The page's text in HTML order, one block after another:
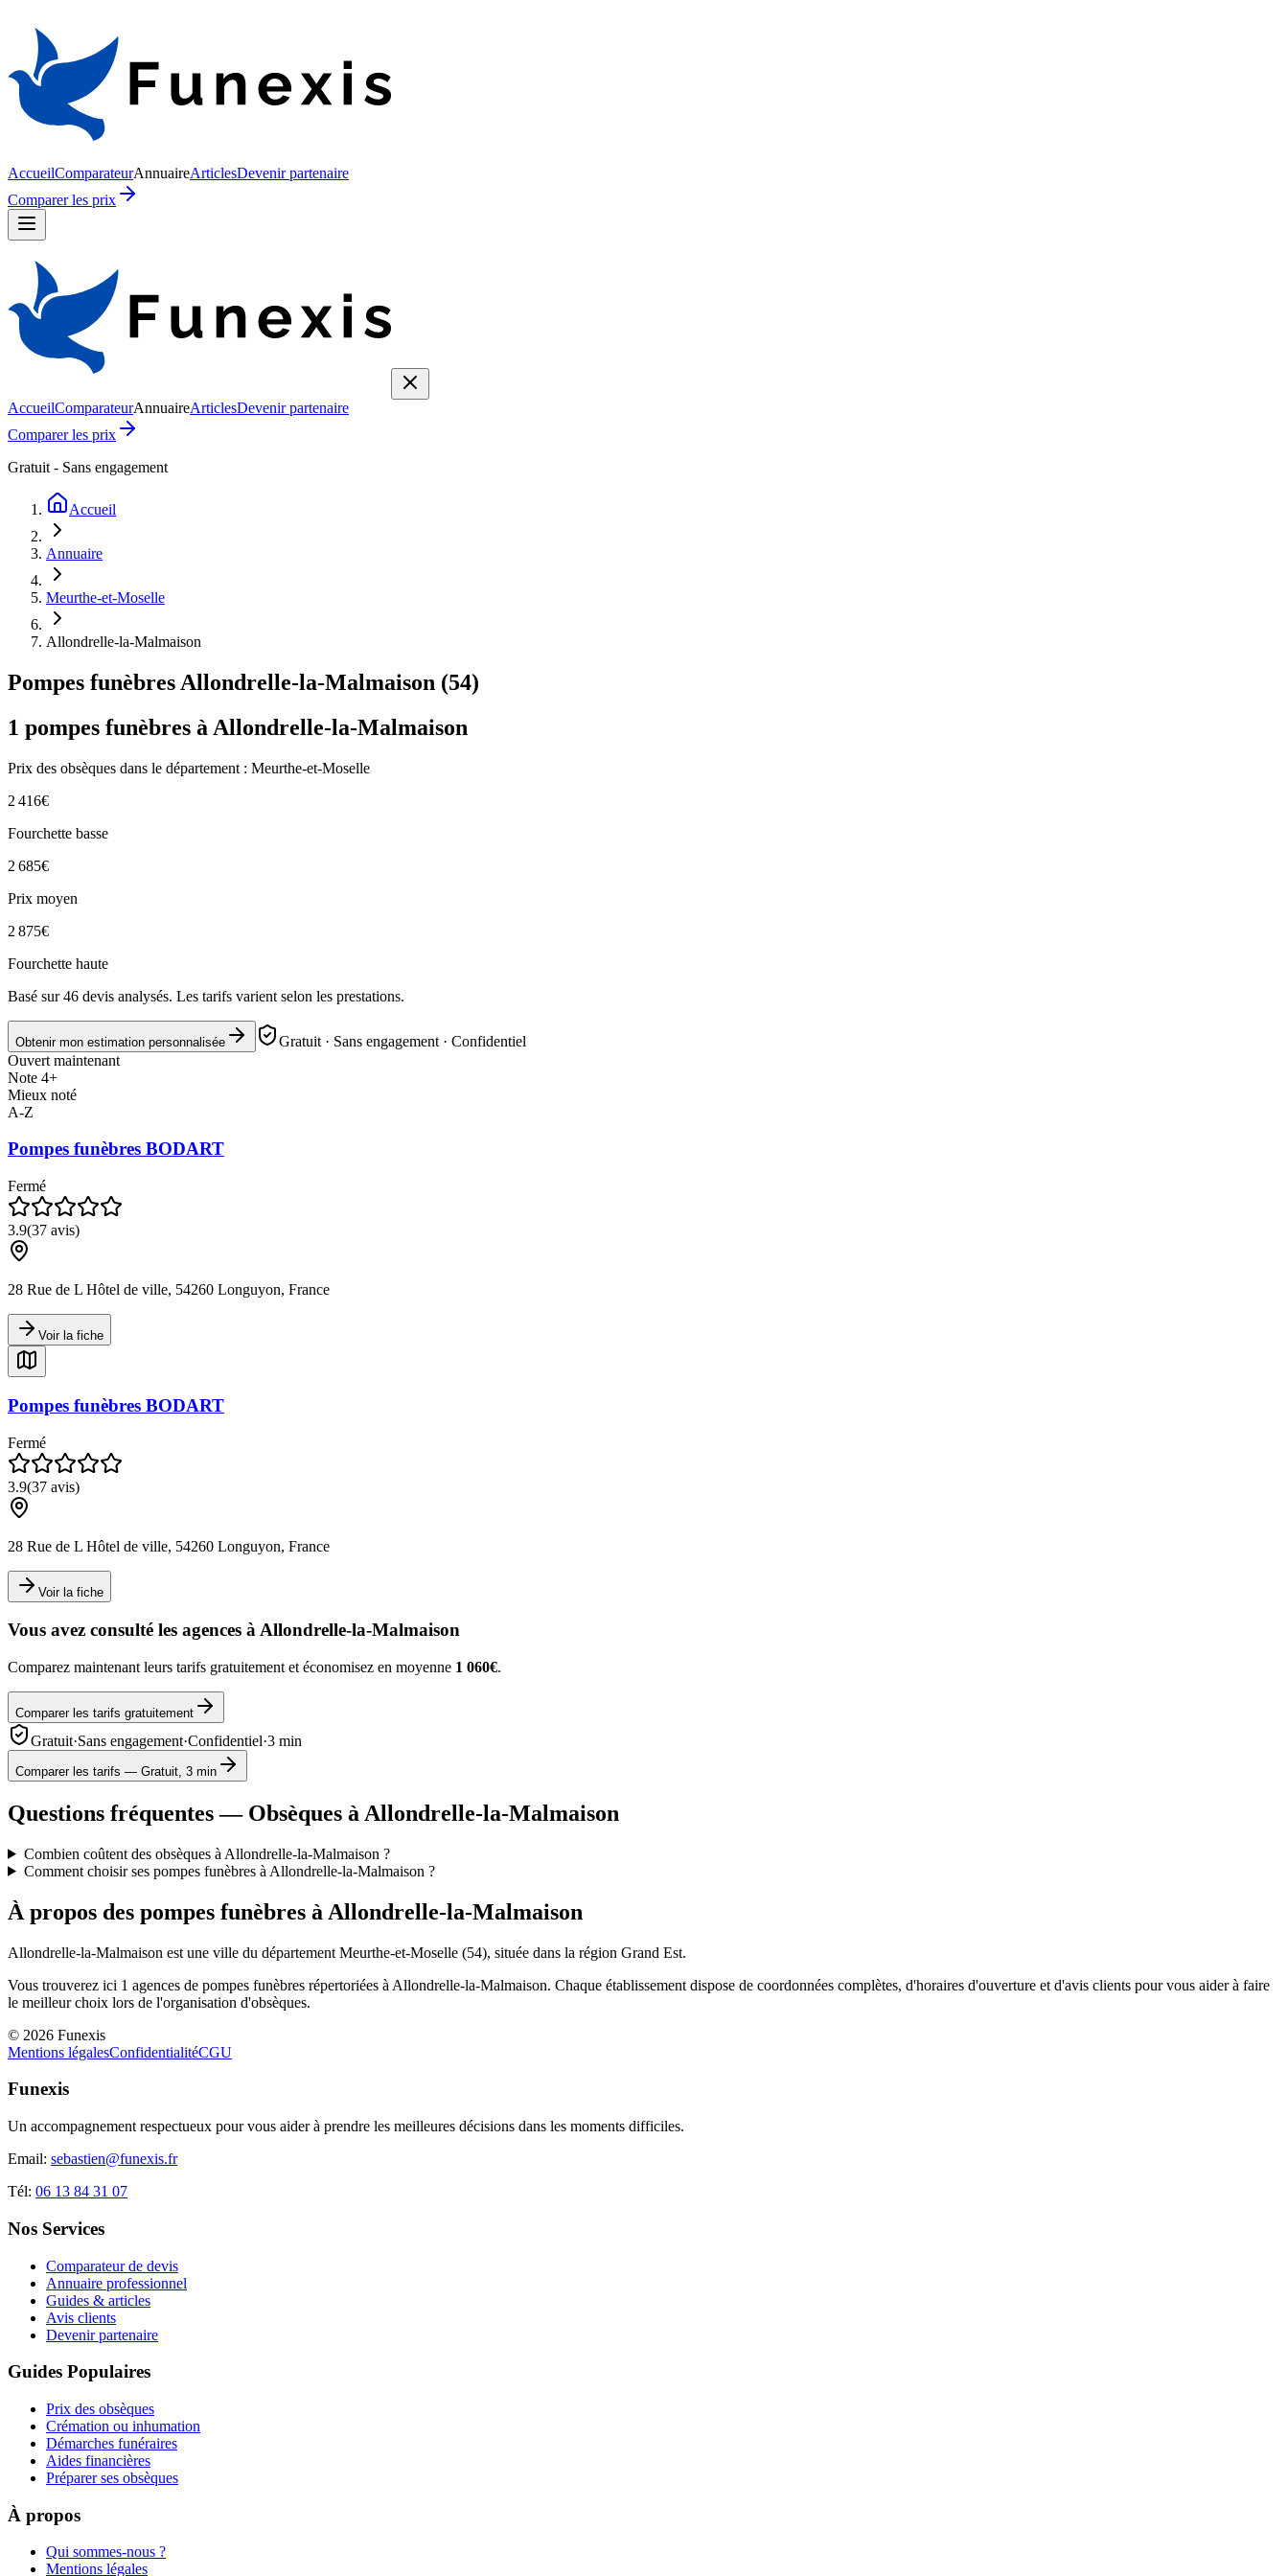
AccueilComparateurAnnuaireArticlesDevenir partenaire
Comparer les prix
AccueilComparateurAnnuaireArticlesDevenir partenaire
Comparer les prix
Gratuit - Sans engagement
Accueil
Annuaire
Meurthe-et-Moselle
Allondrelle-la-Malmaison
Pompes funèbres Allondrelle-la-Malmaison (54)
1 pompes funèbres à Allondrelle-la-Malmaison
Prix des obsèques dans le département : Meurthe-et-Moselle
2 416€
Fourchette basse
2 685€
Prix moyen
2 875€
Fourchette haute
Basé sur46 devis analysés. Les tarifs varient selon les prestations.
Obtenir mon estimation personnalisée
Gratuit · Sans engagement · Confidentiel
Ouvert maintenant
Note 4+
Mieux noté
A-Z
Pompes funèbres BODART
Fermé
3.9(37 avis)
28 Rue de L Hôtel de ville, 54260 Longuyon, France
Voir la fiche
Pompes funèbres BODART
Fermé
3.9(37 avis)
28 Rue de L Hôtel de ville, 54260 Longuyon, France
Voir la fiche
Vous avez consulté les agences àAllondrelle-la-Malmaison
Comparez maintenant leurs tarifs gratuitement et économisez en moyenne 1 060€.
Comparer les tarifs gratuitement
Gratuit·Sans engagement·Confidentiel·3 min
Comparer les tarifs — Gratuit, 3 min
Questions fréquentes — Obsèques à Allondrelle-la-Malmaison
Combien coûtent des obsèques à Allondrelle-la-Malmaison ?
Comment choisir ses pompes funèbres à Allondrelle-la-Malmaison ?
À propos des pompes funèbres à Allondrelle-la-Malmaison
Allondrelle-la-Malmaison est une ville du département Meurthe-et-Moselle (54), située dans la région Grand Est.
Vous trouverez ici 1 agences de pompes funèbres répertoriées à Allondrelle-la-Malmaison. Chaque établissement dispose de coordonnées complètes, d'horaires d'ouverture et d'avis clients pour vous aider à faire
le meilleur choix lors de l'organisation d'obsèques.
© 2026 Funexis
Mentions légalesConfidentialitéCGU
Funexis
Un accompagnement respectueux pour vous aider à prendre les meilleures décisions dans les moments difficiles.
Email: sebastien@funexis.fr
Tél: 06 13 84 31 07
Nos Services
Comparateur de devis
Annuaire professionnel
Guides & articles
Avis clients
Devenir partenaire
Guides Populaires
Prix des obsèques
Crémation ou inhumation
Démarches funéraires
Aides financières
Préparer ses obsèques
À propos
Qui sommes-nous ?
Mentions légales